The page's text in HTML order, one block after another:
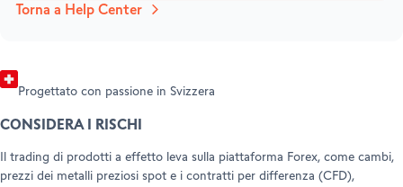
Torna a Help Center
Progettato con passione in Svizzera
CONSIDERA I RISCHI
Il trading di prodotti a effetto leva sulla piattaforma Forex, come cambi,
prezzi dei metalli preziosi spot e i contratti per differenza (CFD),